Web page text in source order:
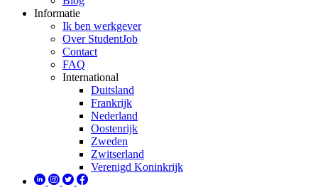
Informatie
Ik ben werkgever
Over StudentJob
Contact
FAQ
International
Duitsland
Frankrijk
Nederland
Oostenrijk
Zweden
Zwitserland
Verenigd Koninkrijk